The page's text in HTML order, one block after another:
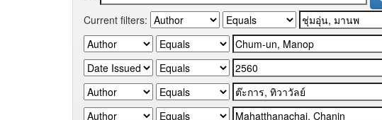
Current filters: